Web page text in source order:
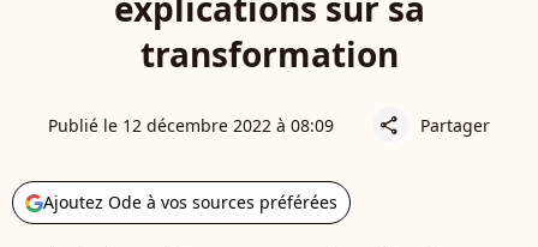
transformation
Publié le 12 décembre 2022 à 08:09 share Partager
Ajoutez Ode à vos sources préférées